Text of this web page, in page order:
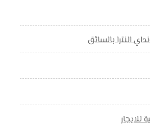
النترا بالسائق
للايجار